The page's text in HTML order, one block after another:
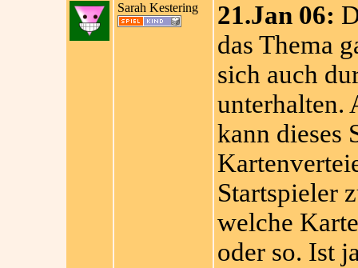
Sarah Kestering 21.Jan 06:
das Thema
sich auch
unterhalten.
kann dieses
Startspieler
welche
oder so. Ist